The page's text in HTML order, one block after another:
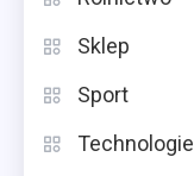
Sklep
Sport
Technologie